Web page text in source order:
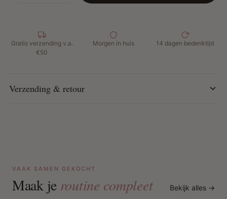
Gratis verzending v.a.
€50
Morgen in huis 14 dagen bedenktijd
Verzending & retour
VAAK SAMEN GEKOCHT
Maak je routine compleet Bekijk alles →